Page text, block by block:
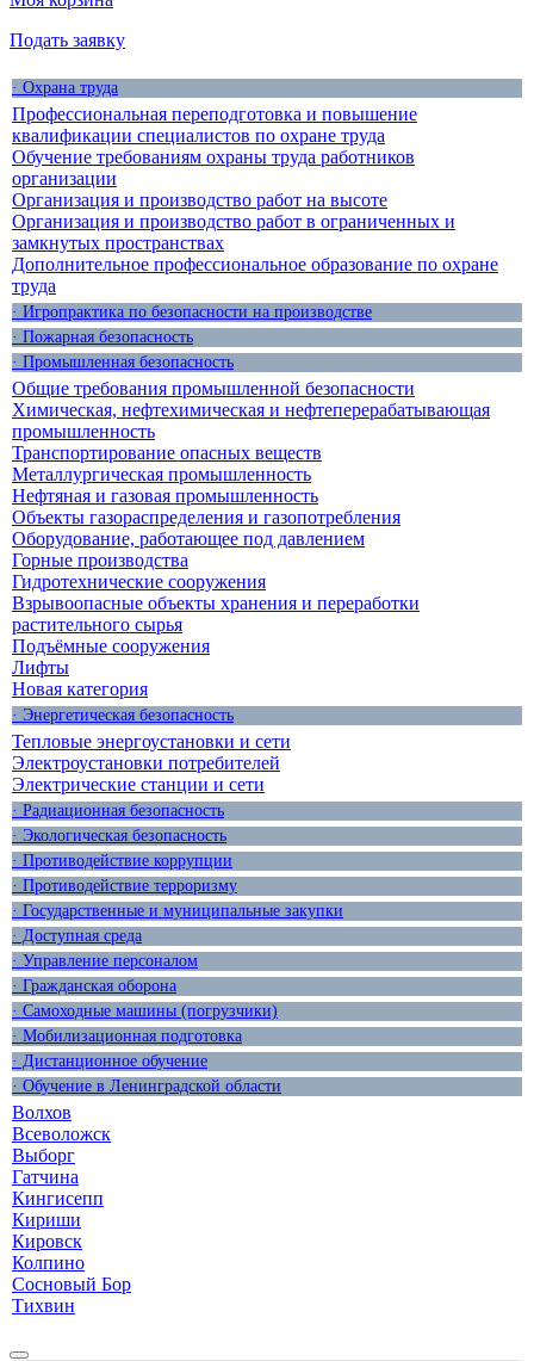
Подать заявку
· Охрана труда
Профессиональная переподготовка и повышение
квалификации специалистов по охране труда
Обучение требованиям охраны труда работников
организации
Организация и производство работ на высоте
Организация и производство работ в ограниченных и
замкнутых пространствах
Дополнительное профессиональное образование по охране
труда
· Игропрактика по безопасности на производстве
· Пожарная безопасность
· Промышленная безопасность
Общие требования промышленной безопасности
Химическая, нефтехимическая и нефтеперерабатывающая
промышленность
Транспортирование опасных веществ
Металлургическая промышленность
Нефтяная и газовая промышленность
Объекты газораспределения и газопотребления
Оборудование, работающее под давлением
Горные производства
Гидротехнические сооружения
Взрывоопасные объекты хранения и переработки
растительного сырья
Подъёмные сооружения
Лифты
Новая категория
· Энергетическая безопасность
Тепловые энергоустановки и сети
Электроустановки потребителей
Электрические станции и сети
· Радиационная безопасность
· Экологическая безопасность
· Противодействие коррупции
· Противодействие терроризму
· Государственные и муниципальные закупки
· Доступная среда
· Управление персоналом
· Гражданская оборона
· Самоходные машины (погрузчики)
· Мобилизационная подготовка
· Дистанционное обучение
· Обучение в Ленинградской области
Волхов
Всеволожск
Выборг
Гатчина
Кингисепп
Кириши
Кировск
Колпино
Сосновый Бор
Тихвин